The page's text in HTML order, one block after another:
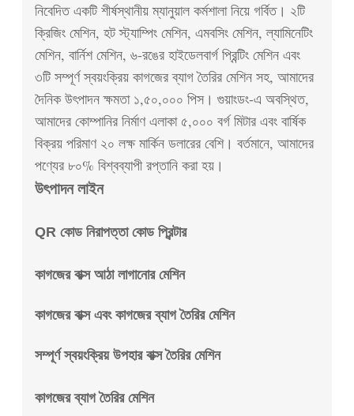
নিবেদিত একটি শীর্ষস্থানীয় ম্যানুয়াল কর্মশালা নিয়ে গর্বিত। ২টি
ক্রিজিং মেশিন, হট স্ট্যাম্পিং মেশিন, এমবসিং মেশিন, ল্যামিনেটিং
মেশিন, বার্নিশ মেশিন, ৬-রঙের হাইডেলবার্গ প্রিন্টিং মেশিন এবং
৩টি সম্পূর্ণ স্বয়ংক্রিয় কাগজের ব্যাগ তৈরির মেশিন সহ, আমাদের
দৈনিক উৎপাদন ক্ষমতা ১,৫০,০০০ পিস। গুয়াংডং-এ অবস্থিত,
আমাদের কোম্পানির নির্মাণ এলাকা ৫,০০০ বর্গ মিটার এবং বার্ষিক
বিক্রয় পরিমাণ ২০ লক্ষ মার্কিন ডলারের বেশি। বর্তমানে, আমাদের
পণ্যের ৮০% বিশ্বব্যাপী রপ্তানি করা হয়।
উৎপাদন লাইন
QR কোড নিরাপত্তা কোড প্রিন্টার
কাগজের বাক্স আঠা লাগানোর মেশিন
কাগজের বাক্স এবং কাগজের ব্যাগ তৈরির মেশিন
সম্পূর্ণ স্বয়ংক্রিয় উপহার বাক্স তৈরির মেশিন
কাগজের ব্যাগ তৈরির মেশিন